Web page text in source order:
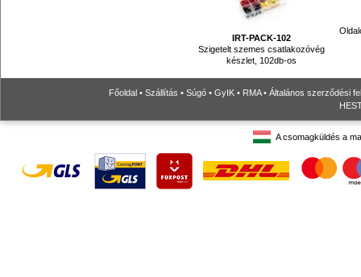
IRT-PACK-102
Szigetelt szemes csatlakozóvég
készlet, 102db-os
Főoldal • Szállítás • Súgó • GyIK • RMA• Általános szerződési
A csomagküldés a